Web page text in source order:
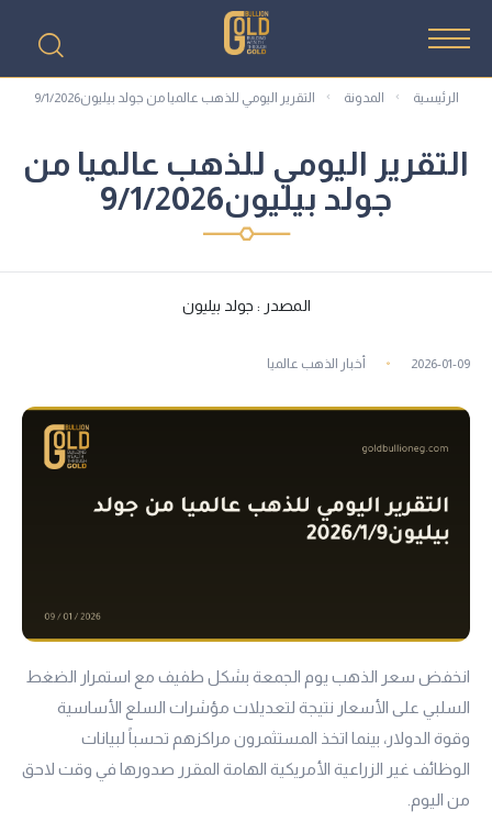
الرئيسية المدونة التقرير اليومي للذهب عالميا من جولد بيليون9/1/2026
التقرير اليومي للذهب عالميا من
جولد بيليون9/1/2026
المصدر : جولد بيليون
2026-01-09 أخبار الذهب عالميا
انخفض سعر الذهب يوم الجمعة بشكل طفيف مع استمرار الضغط
السلبي على الأسعار نتيجة لتعديلات مؤشرات السلع الأساسية
وقوة الدولار، بينما اتخذ المستثمرون مراكزهم تحسباً لبيانات
الوظائف غير الزراعية الأمريكية الهامة المقرر صدورها في وقت لاحق
من اليوم.